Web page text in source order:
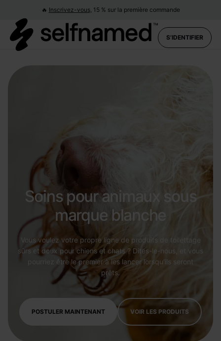
🔥 Inscrivez-vous, 15 % sur la première commande
S’IDENTIFIER
Soins pour animaux sous
marque blanche
Vous voulez votre propre ligne de produits de toilettage
sûrs et doux pour chiens et chats ? Dites-le-nous, et vous
pourriez être le premier à les lancer lorsqu'ils seront
prêts.
POSTULER MAINTENANT VOIR LES PRODUITS